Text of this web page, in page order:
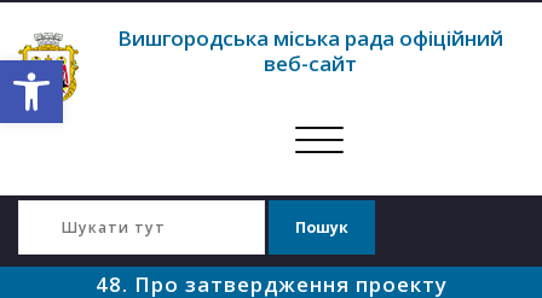
Відкрити Панель інструментів
Вишгородська міська рада офіційний
веб-сайт
Перемкнути
48. Про затвердження проекту